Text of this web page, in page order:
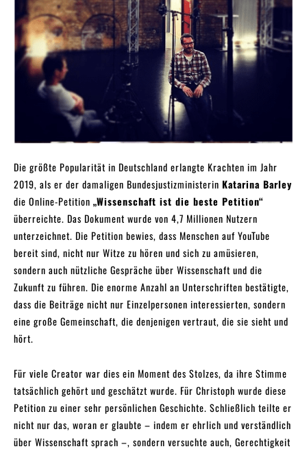
Die größte Popularität in Deutschland erlangte Krachten im Jahr
2019, als er der damaligen Bundesjustizministerin Katarina Barley
die Online-Petition „Wissenschaft ist die beste Petition“
überreichte. Das Dokument wurde von 4,7 Millionen Nutzern
unterzeichnet. Die Petition bewies, dass Menschen auf YouTube
bereit sind, nicht nur Witze zu hören und sich zu amüsieren,
sondern auch nützliche Gespräche über Wissenschaft und die
Zukunft zu führen. Die enorme Anzahl an Unterschriften bestätigte,
dass die Beiträge nicht nur Einzelpersonen interessierten, sondern
eine große Gemeinschaft, die denjenigen vertraut, die sie sieht und
hört.
Für viele Creator war dies ein Moment des Stolzes, da ihre Stimme
tatsächlich gehört und geschätzt wurde. Für Christoph wurde diese
Petition zu einer sehr persönlichen Geschichte. Schließlich teilte er
nicht nur das, woran er glaubte – indem er ehrlich und verständlich
über Wissenschaft sprach –, sondern versuchte auch, Gerechtigkeit